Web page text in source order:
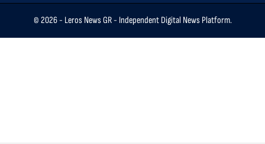
© 2026 - Leros News GR- Independent Digital News Platform.